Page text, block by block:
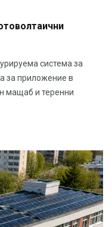
система за
за приложение в
мащаб и теренни